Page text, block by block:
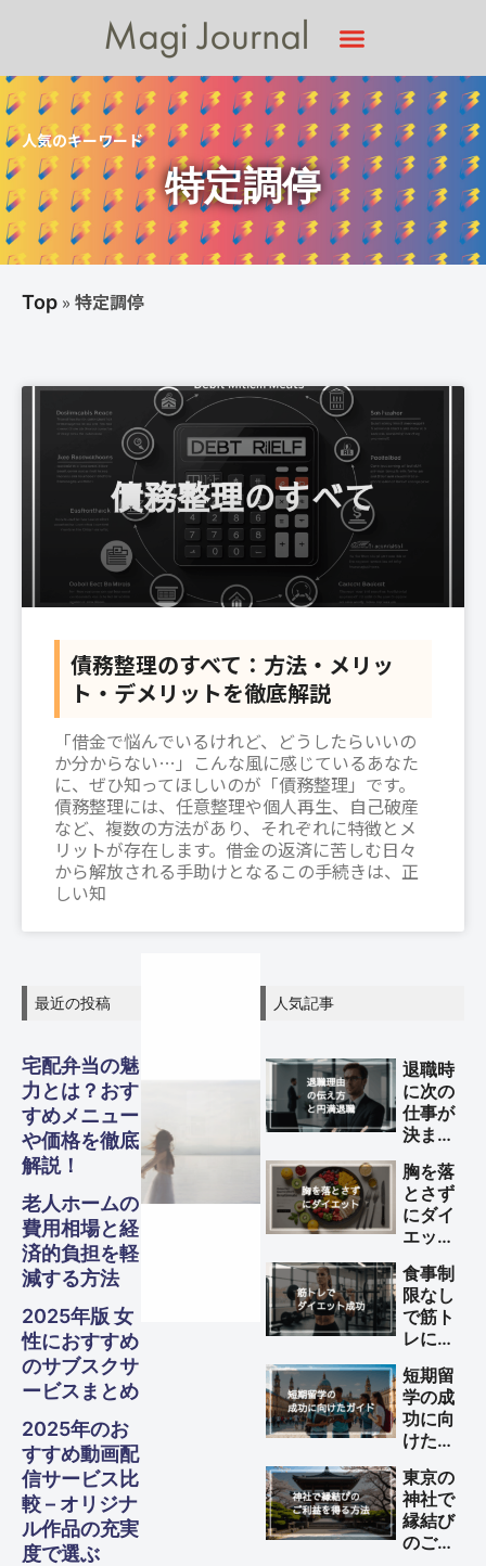
人気のキーワード
特定調停
Top » 特定調停
債務整理のすべて：方法・メリッ
ト・デメリットを徹底解説
「借金で悩んでいるけれど、どうしたらいいの
か分からない…」こんな風に感じているあなた
に、ぜひ知ってほしいのが「債務整理」です。
債務整理には、任意整理や個人再生、自己破産
など、複数の方法があり、それぞれに特徴とメ
リットが存在します。借金の返済に苦しむ日々
から解放される手助けとなるこの手続きは、正
しい知
最近の投稿
宅配弁当の魅
力とは？おす
すめメニュー
や価格を徹底
解説！
老人ホームの
費用相場と経
済的負担を軽
減する方法
2025年版 女
性におすすめ
のサブスクサ
ービスまとめ
2025年のお
すすめ動画配
信サービス比
較 – オリジナ
ル作品の充実
度で選ぶ
ガジェ
ット
チュア
ル
ビジネ
ス
ファイ
ナンス
グル
メ・フ
ード
旅行
美容・
健康
Other
ガジェ
ット
チュア
ル
ビジネ
ス
ファイ
ナンス
グル
メ・フ
ード
旅行
美容・
健康
Other
ガジェ
ット
チュア
ル
ビジネ
ス
ファイ
ナンス
グル
メ・フ
ード
旅行
美容・
健康
Other
人気記事
退職時
に次の
仕事が
決まっ
い理由
の伝え
方と円
満退職
のため
のポイ
ント
胸を落
とさず
にダイ
エット
法
食事制
限なし
で筋ト
レによ
エット
を成功
させる
方法
短期留
学の成
功に向
けた完
ド
東京の
神社で
縁結び
のご利